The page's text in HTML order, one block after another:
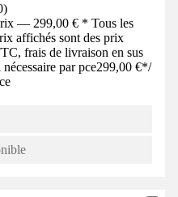
)
— 299,00 € * Tous les
affichés sont des prix
frais de livraison en sus
nécessaire par pce299,00 €*/